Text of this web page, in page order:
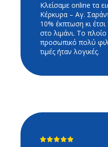
Κλείσαμε online τα
Κέρκυρα – Αγ.
10% έκπτωση κι
στο λιμάνι. Το
προσωπικό πολύ
τιμές ήταν λογικές.